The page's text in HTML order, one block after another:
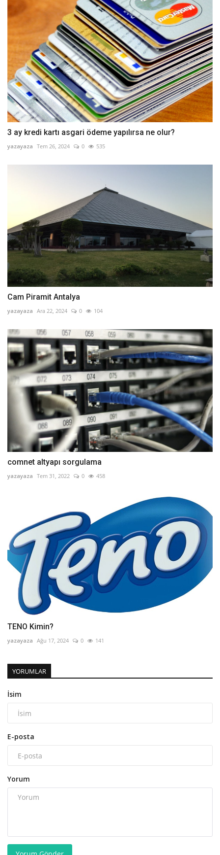
3 ay kredi kartı asgari ödeme yapılırsa ne olur?
yazayaza Tem 26, 2024 0 535
Cam Piramit Antalya
yazayaza Ara 22, 2024 0 104
comnet altyapı sorgulama
yazayaza Tem 31, 2022 0 458
TENO Kimin?
yazayaza Ağu 17, 2024 0 141
YORUMLAR
İsim
E-posta
Yorum